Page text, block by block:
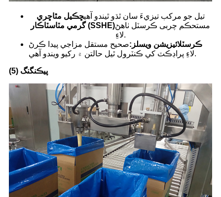
تيل جو مرکب تيزيءَ سان ٿڌو ٿيندو آهيڇڪيل مٿاڇري
گرمي مٽاسٽاڪار (SSHE)مستحڪم چربی ڪرسٽل ٺاهڻ
لاءِ.
ڪرسٽلائيزيشن ويسلز:صحيح مستقل مزاجي پيدا ڪرڻ
لاءِ پراڊڪٽ کي ڪنٽرول ٿيل حالتن ۾ رکيو ويندو آهي.
(5) پيڪنگنگ